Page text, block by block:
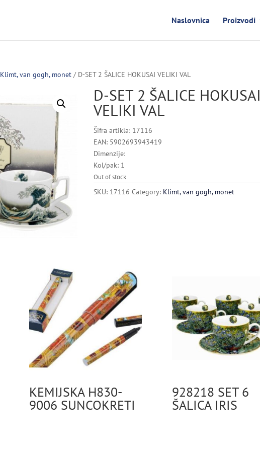
Naslovnica Proizvodi
Klimt, van gogh, monet / D-SET 2 ŠALICE HOKUSAI VELIKI VAL
D-SET 2 ŠALICE HOKUSAI
VELIKI VAL
Šifra artikla: 17116
EAN: 5902693943419
Dimenzije:
Kol/pak: 1
Out of stock
SKU: 17116 Category: Klimt, van gogh, monet
KEMIJSKA H830-
9006 SUNCOKRETI
928218 SET 6
ŠALICA IRIS